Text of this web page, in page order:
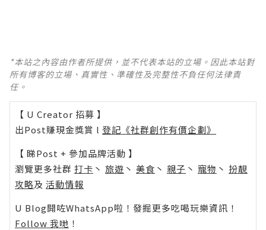
*本站之內容由作者所提供，並不代表本站的立場。因此本站對
所有博客的立場、真實性、準確性及完整性不負任何法律責
任。
【 U Creator 招募 】
出Post賺現金獎賞 l 登記《社群創作有價企劃》
【 睇Post + 參加品牌活動 】
瀏覽更多社群 打卡 丶 旅遊 丶 美食 丶 親子 丶 寵物 丶 扮靚
攻略及 活動情報
U Blog開咗WhatsApp啦！發掘更多吃喝玩樂資訊！
Follow 我哋 ！